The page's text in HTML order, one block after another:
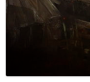
ПОЛОЖЕНИЕ ОБ УЧАСТИИ
ЧЛЕНОВ ТСПХ В
ЭКСПОЗИЦИОННОМ
ПЕРВАЯ ПАЕВАЯ ГАЛЕРЕЯ
ЧЛЕНОВ ТСПХ«ЭЛИЗИУМ» —